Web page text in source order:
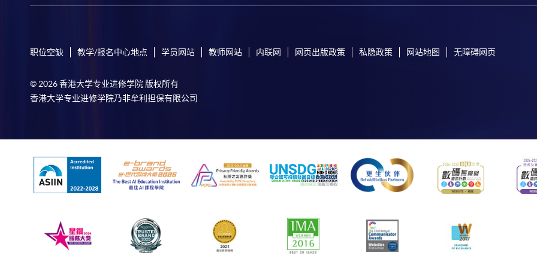
职位空缺 教学/报名中心地点 学员网站 教师网站 内联网 网页出版政策 私隐政策 网站地图 无障碍网页
© 2026 香港大学专业进修学院 版权所有
香港大学专业进修学院乃非牟利担保有限公司